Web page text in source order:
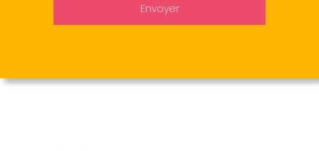
Envoyer